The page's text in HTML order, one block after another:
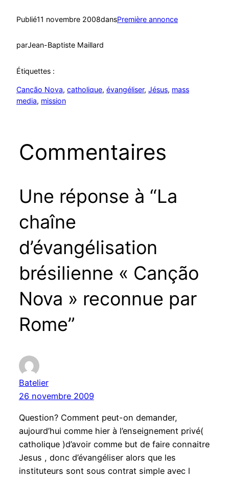
Publié11 novembre 2008dansPremière annonce
parJean-Baptiste Maillard
Étiquettes :
Canção Nova, catholique, évangéliser, Jésus, mass
media, mission
Commentaires
Une réponse à “La
chaîne
d’évangélisation
brésilienne « Canção
Nova » reconnue par
Rome”
Batelier
26 novembre 2009
Question? Comment peut-on demander,
aujourd’hui comme hier à l’enseignement privé(
catholique )d’avoir comme but de faire connaitre
Jesus , donc d’évangéliser alors que les
instituteurs sont sous contrat simple avec l